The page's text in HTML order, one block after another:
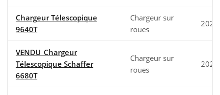
Chargeur Télescopique
9640T
Chargeur sur
roues
2023
VENDU_Chargeur
Télescopique Schaffer
6680T
Chargeur sur
roues
2022